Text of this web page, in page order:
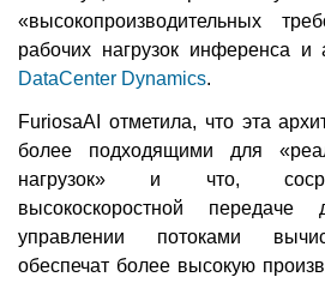
«высокопроизводительных
рабочих нагрузок инференса и
DataCenter Dynamics.
FuriosaAI отметила, что эта
более подходящими для
нагрузок» и что,
высокоскоростной
управлении потоками
обеспечат более высокую